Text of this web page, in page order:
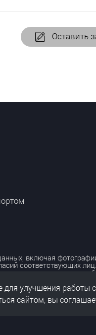
Оставить
включая
соответствующих
с разрешения
данных
данных
улучшения работы
сайтом, вы